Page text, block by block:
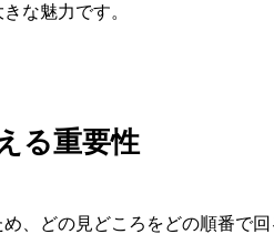
な魅力です。
る重要性
、どの見どころをどの順番で